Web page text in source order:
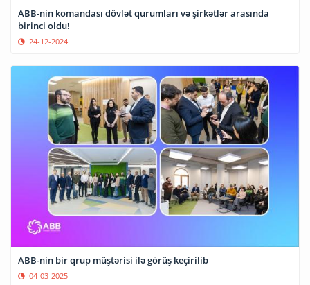
ABB-nin komandası dövlət qurumları və şirkətlər arasında
birinci oldu!
24-12-2024
ABB-nin bir qrup müştərisi ilə görüş keçirilib
04-03-2025